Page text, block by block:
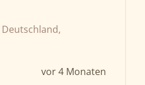
Deutschland,
vor 4 Monaten